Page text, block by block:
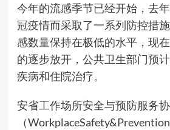
今年的流感季节已经开始，去
冠疫情而采取了一系列防控措
感数量保持在极低的水平，现
的逐步放开，公共卫生部门预
疾病和住院治疗。
安省工作场所安全与预防服务
（